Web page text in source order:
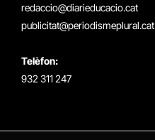
redaccio@diarieducacio.cat
publicitat@periodismeplural.cat
Telèfon:
932 311 247